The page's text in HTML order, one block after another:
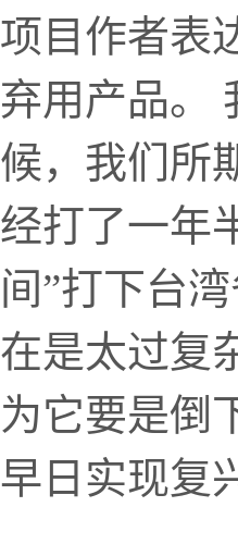
项目作者表
弃用产品。
候，我们所
经打了一年
间”打下台
在是太过复
为它要是倒
早日实现复